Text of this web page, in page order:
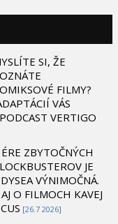
SI, ŽE
FILMY?
VÁS
VERTIGO
ZBYTOČNÝCH
JE
VÝNIMOČNÁ.
O FILMOCH KAVEJ
[26.7 2026]